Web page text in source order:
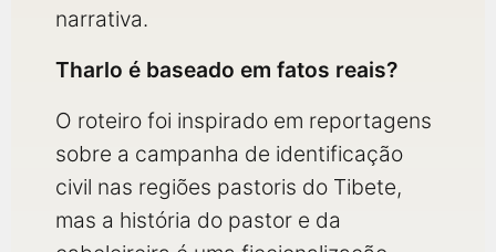
narrativa.
Tharlo é baseado em fatos reais?
O roteiro foi inspirado em reportagens
sobre a campanha de identificação
civil nas regiões pastoris do Tibete,
mas a história do pastor e da